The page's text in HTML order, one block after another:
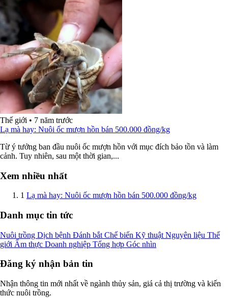
Thế giới • 7 năm trước
Lạ mà hay: Nuôi ốc mượn hồn bán 500.000 đồng/kg
Từ ý tưởng ban đầu nuôi ốc mượn hồn với mục đích bảo tồn và làm
cảnh. Tuy nhiên, sau một thời gian,...
Xem nhiều nhất
1 Lạ mà hay: Nuôi ốc mượn hồn bán 500.000 đồng/kg
Danh mục tin tức
Nuôi trồng Dịch bệnh Đánh bắt Chế biến Kỹ thuật Nguyên liệu Thế
giới Ẩm thực Doanh nghiệp Tổng hợp Góc nhìn
Đăng ký nhận bản tin
Nhận thông tin mới nhất về ngành thủy sản, giá cả thị trường và kiến
thức nuôi trồng.